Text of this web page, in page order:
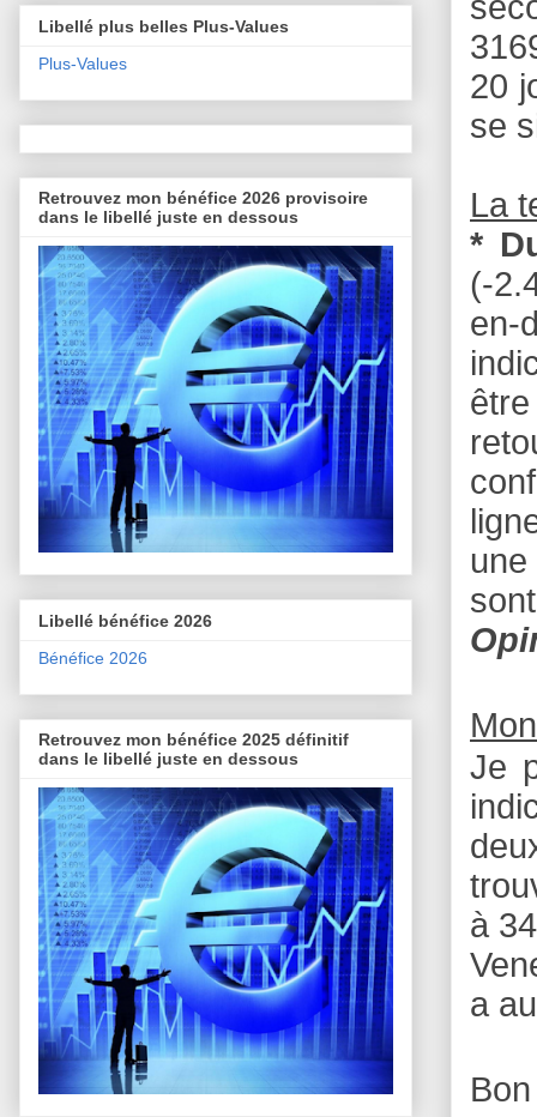
20
se
La
*
(-
en-
Je
à
a
Libellé plus belles Plus-Values
Plus-Values
Retrouvez mon bénéfice 2026 provisoire
dans le libellé juste en dessous
Libellé bénéfice 2026
Bénéfice 2026
Retrouvez mon bénéfice 2025 définitif
dans le libellé juste en dessous